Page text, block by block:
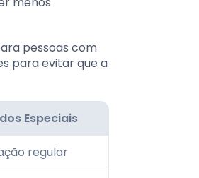
pessoas com
para evitar que a
Especiais
regular